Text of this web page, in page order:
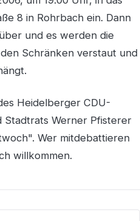
8 in Rohrbach ein. Dann
und es werden die
Schränken verstaut und
Heidelberger CDU-
Stadtrats Werner Pfisterer
Wer mitdebattieren
willkommen.